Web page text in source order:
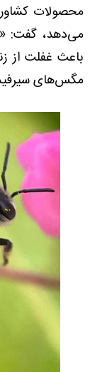
محصولات
می‌دهد، گفت:
باعث غفلت از
مگس‌های